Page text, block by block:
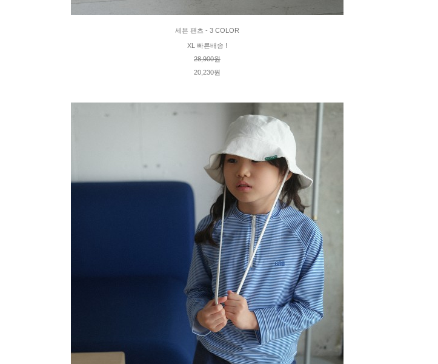
세븐 팬츠 - 3 COLOR
XL 빠른배송 !
28,900원
20,230원